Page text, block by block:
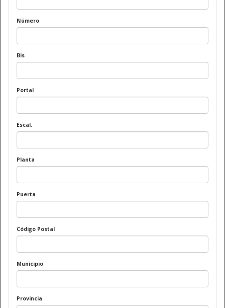
Número
Bis
Portal
Escal.
Planta
Puerta
Código Postal
Municipio
Provincia